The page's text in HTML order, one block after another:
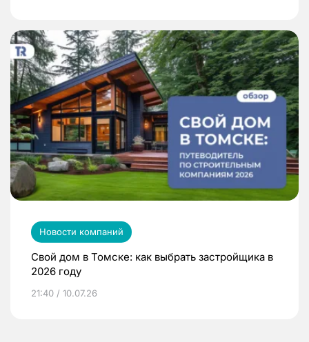
Новости компаний
Свой дом в Томске: как выбрать застройщика в
2026 году
21:40 / 10.07.26